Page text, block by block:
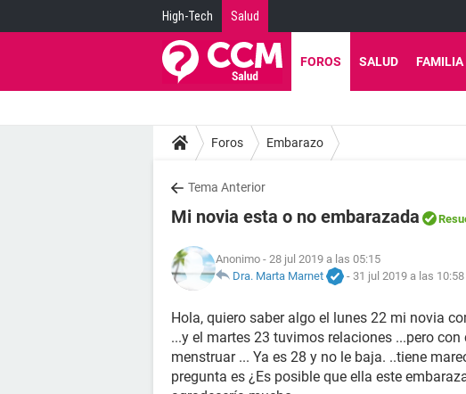
High-Tech Salud
FOROS SALUD FAMILIA
Foros Embarazo
Tema Anterior
Mi novia esta o no embarazada
Anonimo - 28 jul 2019 a las 05:15
Dra. Marta Marnet
- 31 jul 2019 a las 10:58
Hola, quiero saber algo el lunes 22 mi novia
...y el martes 23 tuvimos relaciones ...pero
menstruar ... Ya es 28 y no le baja. ..tiene
pregunta es ¿Es posible que ella este